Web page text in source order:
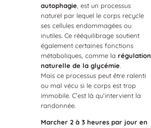
autophagie , est un processus
naturel par lequel le corps recycle
ses cellules endommagées ou
inutiles. Ce rééquilibrage soutient
également certaines fonctions
métaboliques, comme la régulation
naturelle de la glycémie.
Mais ce processus peut être ralenti
ou mal vécu si le corps est trop
immobile. C’est là qu’intervient la
randonnée.
Marcher 2 à 3 heures par jour en